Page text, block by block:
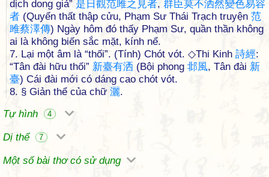
dịch dong giả” 是 日 觀范雎之 見者, 群臣莫不洒然變色易容
者 (Quyển thất thập cửu, Phạm Sư Thái Trạch truyện 范
雎蔡澤傳) Ngày hôm đó thấy Phạm Sư, quần thần không
ai là không biến sắc mặt, kính nể.
7. Lại một âm là “thối”. (Tính) Chót vót. ◇Thi Kinh 詩經:
“Tân đài hữu thối” 新臺有洒 (Bội phong 邶風, Tân đài 新
臺) Cái đài mới có dáng cao chót vót.
8. § Giản thể của chữ 灑.
Tự hình
4
Dị thể 7
Một số bài thơ có sử dụng